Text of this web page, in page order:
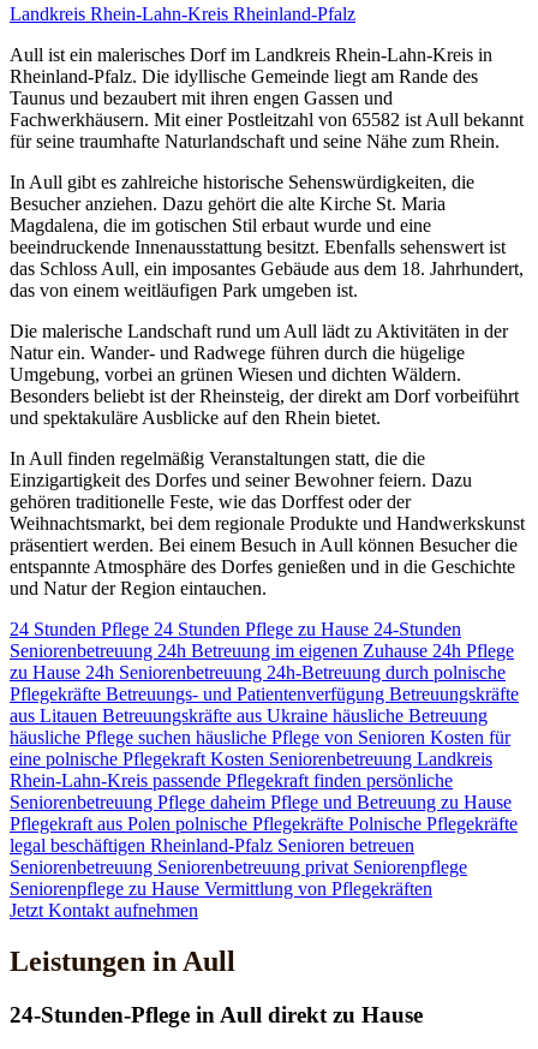
Landkreis Rhein-Lahn-Kreis Rheinland-Pfalz
Aull ist ein malerisches Dorf im Landkreis Rhein-Lahn-Kreis in
Rheinland-Pfalz. Die idyllische Gemeinde liegt am Rande des
Taunus und bezaubert mit ihren engen Gassen und
Fachwerkhäusern. Mit einer Postleitzahl von 65582 ist Aull bekannt
für seine traumhafte Naturlandschaft und seine Nähe zum Rhein.
In Aull gibt es zahlreiche historische Sehenswürdigkeiten, die
Besucher anziehen. Dazu gehört die alte Kirche St. Maria
Magdalena, die im gotischen Stil erbaut wurde und eine
beeindruckende Innenausstattung besitzt. Ebenfalls sehenswert ist
das Schloss Aull, ein imposantes Gebäude aus dem 18. Jahrhundert,
das von einem weitläufigen Park umgeben ist.
Die malerische Landschaft rund um Aull lädt zu Aktivitäten in der
Natur ein. Wander- und Radwege führen durch die hügelige
Umgebung, vorbei an grünen Wiesen und dichten Wäldern.
Besonders beliebt ist der Rheinsteig, der direkt am Dorf vorbeiführt
und spektakuläre Ausblicke auf den Rhein bietet.
In Aull finden regelmäßig Veranstaltungen statt, die die
Einzigartigkeit des Dorfes und seiner Bewohner feiern. Dazu
gehören traditionelle Feste, wie das Dorffest oder der
Weihnachtsmarkt, bei dem regionale Produkte und Handwerkskunst
präsentiert werden. Bei einem Besuch in Aull können Besucher die
entspannte Atmosphäre des Dorfes genießen und in die Geschichte
und Natur der Region eintauchen.
24 Stunden Pflege 24 Stunden Pflege zu Hause 24-Stunden
Seniorenbetreuung 24h Betreuung im eigenen Zuhause 24h Pflege
zu Hause 24h Seniorenbetreuung 24h-Betreuung durch polnische
Pflegekräfte Betreuungs- und Patientenverfügung Betreuungskräfte
aus Litauen Betreuungskräfte aus Ukraine häusliche Betreuung
häusliche Pflege suchen häusliche Pflege von Senioren Kosten für
eine polnische Pflegekraft Kosten Seniorenbetreuung Landkreis
Rhein-Lahn-Kreis passende Pflegekraft finden persönliche
Seniorenbetreuung Pflege daheim Pflege und Betreuung zu Hause
Pflegekraft aus Polen polnische Pflegekräfte Polnische Pflegekräfte
legal beschäftigen Rheinland-Pfalz Senioren betreuen
Seniorenbetreuung Seniorenbetreuung privat Seniorenpflege
Seniorenpflege zu Hause Vermittlung von Pflegekräften
Jetzt Kontakt aufnehmen
Leistungen in Aull
24-Stunden-Pflege in Aull direkt zu Hause